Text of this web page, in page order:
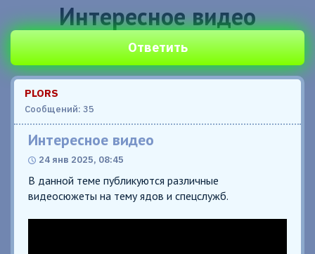
Интересное видео
Ответить
PLORS
Сообщений: 35
Интересное видео
24 янв 2025, 08:45
В данной теме публикуются различные
видеосюжеты на тему ядов и спецслужб.